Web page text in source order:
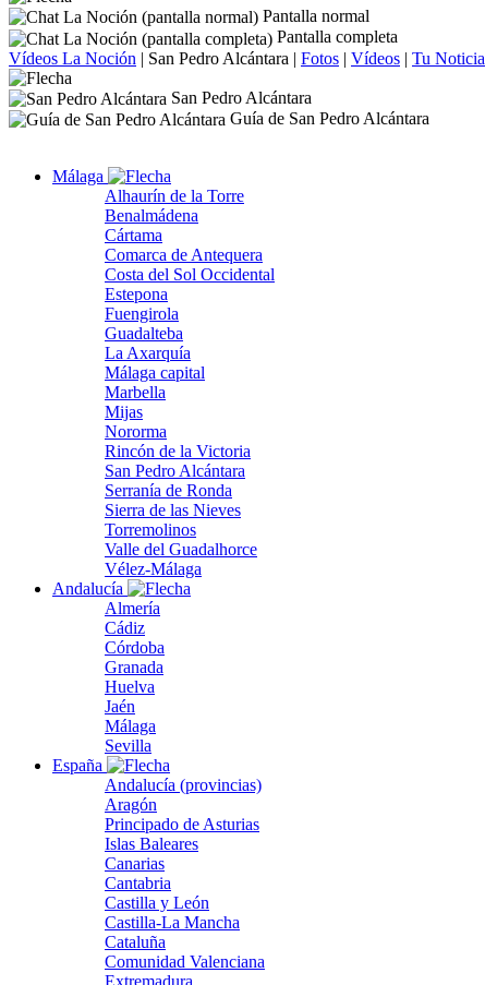
Pantalla normal
Pantalla completa
Vídeos La Noción | San Pedro Alcántara | Fotos | Vídeos | Tu Noticia
San Pedro Alcántara
Guía de San Pedro Alcántara
Málaga
Alhaurín de la Torre
Benalmádena
Cártama
Comarca de Antequera
Costa del Sol Occidental
Estepona
Fuengirola
Guadalteba
La Axarquía
Málaga capital
Marbella
Mijas
Nororma
Rincón de la Victoria
San Pedro Alcántara
Serranía de Ronda
Sierra de las Nieves
Torremolinos
Valle del Guadalhorce
Vélez-Málaga
Andalucía
Almería
Cádiz
Córdoba
Granada
Huelva
Jaén
Málaga
Sevilla
España
Andalucía (provincias)
Aragón
Principado de Asturias
Islas Baleares
Canarias
Cantabria
Castilla y León
Castilla-La Mancha
Cataluña
Comunidad Valenciana